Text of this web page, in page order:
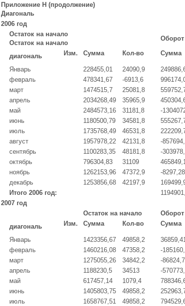
Приложение Н (продолжение)
Диагональ
2006 год
Остаток на начало
Остаток на начало
Оборот
диагональ Изм. Сумма Кол-во Сумма
Январь 228455,01 24090,9
февраль
478341,67 -6913,6
март
1474515,7 25081,8
апрель
2034268,49 35965,9
май
2484573,16 31181,8 -
июнь
1180500,79 34581,8
июль
1735768,49 46531,8
август
1957978,22 42131,8 -
сентябрь
1100283,35 48181,8 -
октябрь
796304,83 31109
ноябрь
1262153,96 47372,9 -8297,28
декабрь
1253856,68 42197,9
Итого 2006 год:
2007 год
Остаток на начало
Оборот
диагональ
Изм. Сумма Кол-во Сумма
Январь 1423356,67 49858,2
февраль
1460216,08 47358,2 -
март
1275055,26 34842,2 -
апрель
1188230,5 34513 -
май
617457,14 1079,4
июнь
1405803,75 49858,2
июль
1658767,51 49858,2